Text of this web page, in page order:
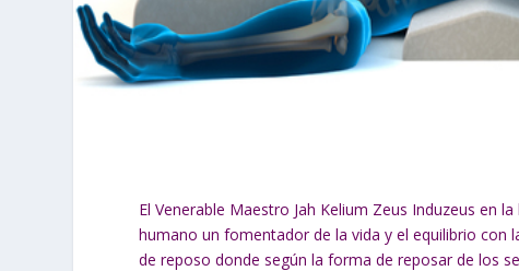
El Venerable Maestro Jah Kelium Zeus Induzeus en
humano un fomentador de la vida y el equilibrio con
de reposo donde según la forma de reposar de los